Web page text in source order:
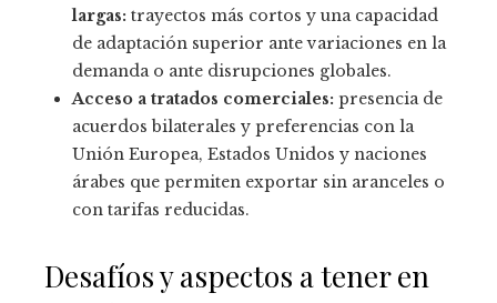
largas: trayectos más cortos y una capacidad
de adaptación superior ante variaciones en la
demanda o ante disrupciones globales.
Acceso a tratados comerciales: presencia de
acuerdos bilaterales y preferencias con la
Unión Europea, Estados Unidos y naciones
árabes que permiten exportar sin aranceles o
con tarifas reducidas.
Desafíos y aspectos a tener en